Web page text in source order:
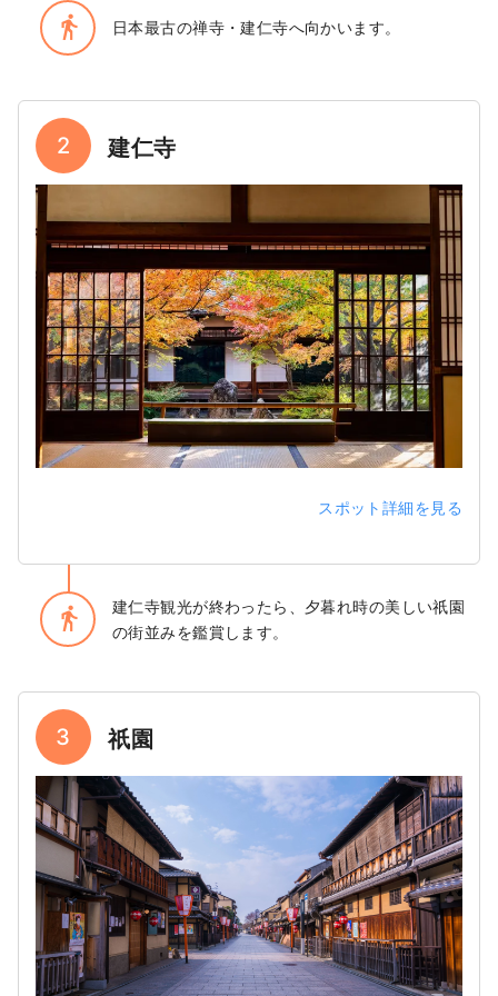
directions_walk 日本最古の禅寺・建仁寺へ向かいます。
2 建仁寺
スポット詳細を見る
directions_walk
建仁寺観光が終わったら、夕暮れ時の美しい祇園
の街並みを鑑賞します。
3 祇園